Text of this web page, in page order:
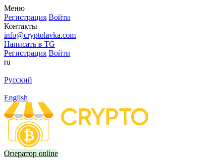
Меню
Регистрация Войти
Контакты
info@cryptolavka.com
Написать в TG
Регистрация Войти
ru
Русский
English
Оператор online